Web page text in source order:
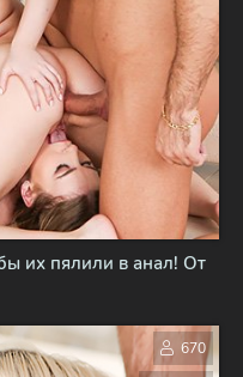
их пялили в анал! От
670